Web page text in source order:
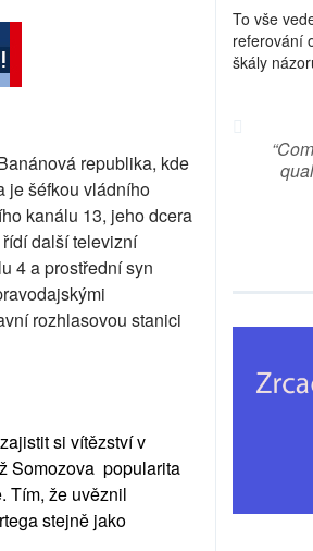
republika, kde
je šéfkou vládního
kanálu 13, jeho dcera
další televizní
4 a prostřední syn
rozhlasovou stanici
si vítězství v
Somozova popularita
Tím, že uvěznil
stejně jako
To vše
referování
škály